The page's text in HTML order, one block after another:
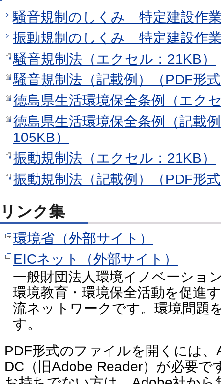
騒音規制のしくみ 特定建設作
振動規制のしくみ 特定建設作
騒音規制法（エクセル：21KB）
騒音規制法（記載例）（PDF形
徳島県生活環境保全条例（エク
徳島県生活環境保全条例（記載
105KB）
振動規制法（エクセル：21KB）
振動規制法（記載例）（PDF形
リンク集
環境省（外部サイト）
EICネット（外部サイト）
一般財団法人環境イノベーショ
環境教育・環境保全活動を促進
流ネットワークです。環境問題
す。
PDF形式のファイルを開くには
DC（旧Adobe Reader）が必要で